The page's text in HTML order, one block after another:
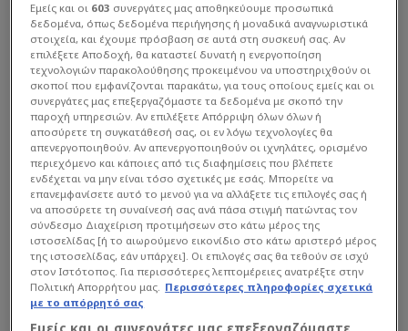
Εμείς και οι 603 συνεργάτες μας αποθηκεύουμε προσωπικά
δεδομένα, όπως δεδομένα περιήγησης ή μοναδικά αναγνωριστικά
στοιχεία, και έχουμε πρόσβαση σε αυτά στη συσκευή σας. Αν
επιλέξετε Αποδοχή, θα καταστεί δυνατή η ενεργοποίηση
τεχνολογιών παρακολούθησης προκειμένου να υποστηριχθούν οι
σκοποί που εμφανίζονται παρακάτω, για τους οποίους εμείς και οι
συνεργάτες μας επεξεργαζόμαστε τα δεδομένα με σκοπό την
παροχή υπηρεσιών. Αν επιλέξετε Απόρριψη όλων όλων ή
αποσύρετε τη συγκατάθεσή σας, οι εν λόγω τεχνολογίες θα
απενεργοποιηθούν. Αν απενεργοποιηθούν οι ιχνηλάτες, ορισμένο
περιεχόμενο και κάποιες από τις διαφημίσεις που βλέπετε
ενδέχεται να μην είναι τόσο σχετικές με εσάς. Μπορείτε να
επανεμφανίσετε αυτό το μενού για να αλλάξετε τις επιλογές σας ή
να αποσύρετε τη συναίνεσή σας ανά πάσα στιγμή πατώντας τον
σύνδεσμο Διαχείριση προτιμήσεων στο κάτω μέρος της
ιστοσελίδας [ή το αιωρούμενο εικονίδιο στο κάτω αριστερό μέρος
της ιστοσελίδας, εάν υπάρχει]. Οι επιλογές σας θα τεθούν σε ισχύ
στον Ιστότοπος. Για περισσότερες λεπτομέρειες ανατρέξτε στην
Πολιτική Απορρήτου μας. Περισσότερες πληροφορίες σχετικά
με το απόρρητό σας